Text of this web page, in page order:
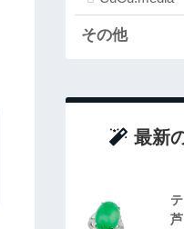
その他
最新